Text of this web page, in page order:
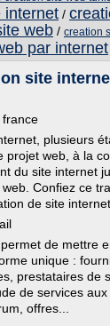
internet /
web / creation
par internet
site
france
plusieurs
projet web, à la
du site internet
Confiez ce
de site
de mettre
unique :
prestataires de
de services
offres...